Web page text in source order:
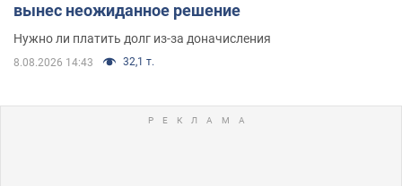
вынес неожиданное решение
Нужно ли платить долг из-за доначисления
8.08.2026 14:43 32,1 т.